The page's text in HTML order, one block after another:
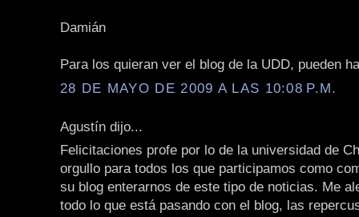
Damián
Para los quieran ver el blog de la UDD, pueden
28 DE MAYO DE 2009 A LAS 10:08 P.M.
Agustín dijo...
Felicitaciones profe por lo de la universidad de
orgullo para todos los que participamos como
su blog enterarnos de este tipo de noticias. Me
todo lo que está pasando con el blog, las